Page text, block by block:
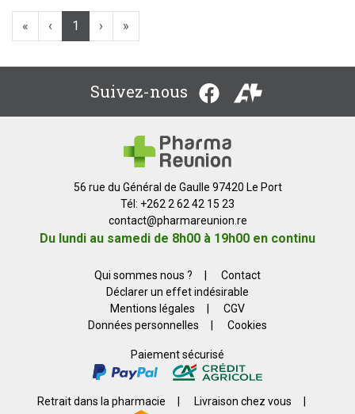
« ‹ 1 › »
Suivez-nous
56 rue du Général de Gaulle 97420 Le Port
Tél: +262 2 62 42 15 23
contact@pharmareunion.re
Du lundi au samedi de 8h00 à 19h00 en continu
Qui sommes nous ?
Contact
Déclarer un effet indésirable
Mentions légales
CGV
Données personnelles
Cookies
Paiement sécurisé
Retrait dans la pharmacie Livraison chez vous